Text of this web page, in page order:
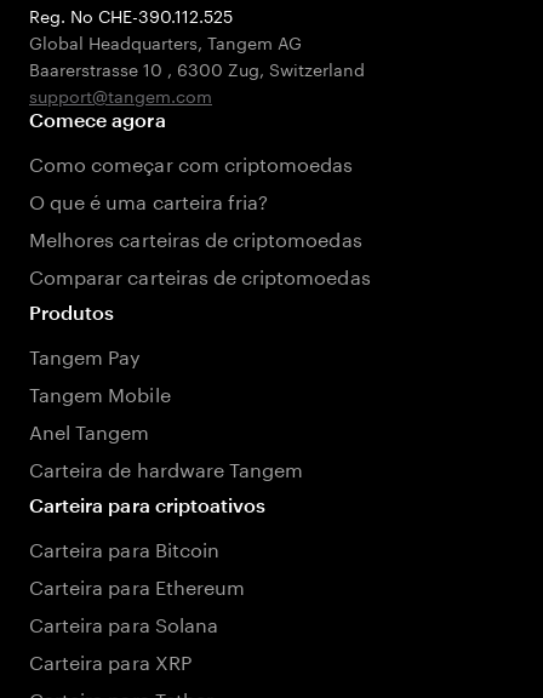
Reg. No CHE-390.112.525
Global Headquarters, Tangem AG
Baarerstrasse 10 , 6300 Zug, Switzerland
support@tangem.com
Comece agora
Como começar com criptomoedas
O que é uma carteira fria?
Melhores carteiras de criptomoedas
Comparar carteiras de criptomoedas
Produtos
Tangem Pay
Tangem Mobile
Anel Tangem
Carteira de hardware Tangem
Carteira para criptoativos
Carteira para Bitcoin
Carteira para Ethereum
Carteira para Solana
Carteira para XRP